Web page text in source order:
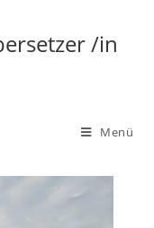
/in
Menü